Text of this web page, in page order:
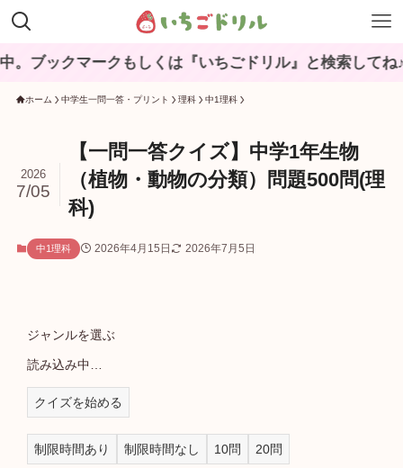
ークもしくは『いちごドリル』と検索してね♪
ホーム 中学生一問一答・プリント 理科 中1理科
【一問一答クイズ】中学1年生物
（植物・動物の分類）問題500問(理
科)
2026
7/05
中1理科 2026年4月15日 2026年7月5日
ジャンルを選ぶ
読み込み中…
クイズを始める
制限時間あり 制限時間なし 10問 20問